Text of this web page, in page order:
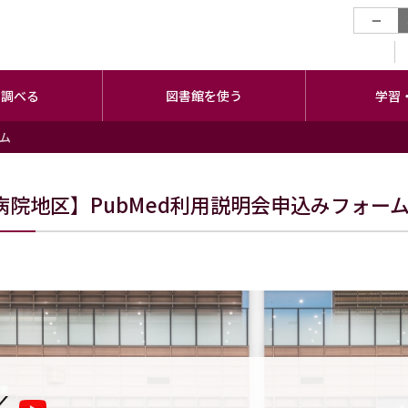
−
べる 図書館を使う 学習
院地区】PubMed利用説明会申込みフォー